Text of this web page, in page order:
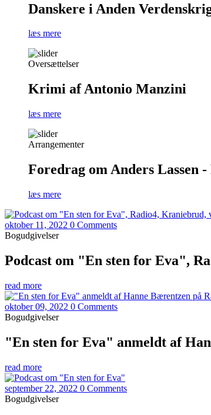
Danskere i Anden
læs mere
Oversættelser
Krimi af Antonio Manzini
læs mere
Arrangementer
Foredrag om Anders Lassen
læs mere
oktober 11, 2022 0 Comments
Bogudgivelser
Podcast om "En sten for Eva",
read more
oktober 09, 2022 0 Comments
Bogudgivelser
"En sten for Eva" anmeldt af
read more
september 22, 2022 0 Comments
Bogudgivelser